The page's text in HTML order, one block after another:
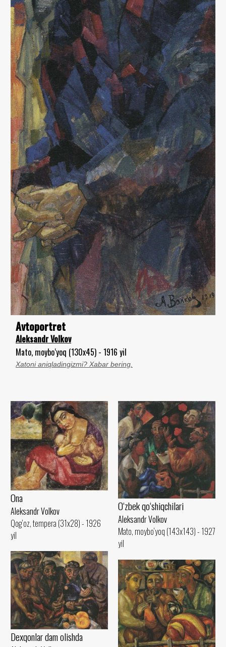
Avtoportret
Aleksandr Volkov
Mato, moybo‘yoq (130x45) - 1916 yil
Xatoni aniqladingizmi? Xabar bering.
Ona
Aleksandr Volkov
Qog‘oz, tempera (31x28) - 1926
yil
O‘zbek qo‘shiqchilari
Aleksandr Volkov
Mato, moybo‘yoq (143x143) - 1927
yil
Dexqonlar dam olishda